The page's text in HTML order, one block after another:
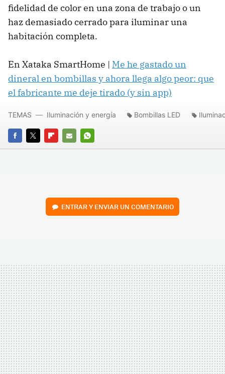
fidelidad de color en una zona de trabajo o un
haz demasiado cerrado para iluminar una
habitación completa.
En Xataka SmartHome | Me he gastado un
dineral en bombillas y ahora llega algo peor: que
el fabricante me deje tirado (y sin app)
FACEBOOK
TWITTERFLIPBOARD
E-
WHATSAPP
TEMAS Iluminación y energía Bombillas LED
ENTRAR Y ENVIAR UN COMENTARIO